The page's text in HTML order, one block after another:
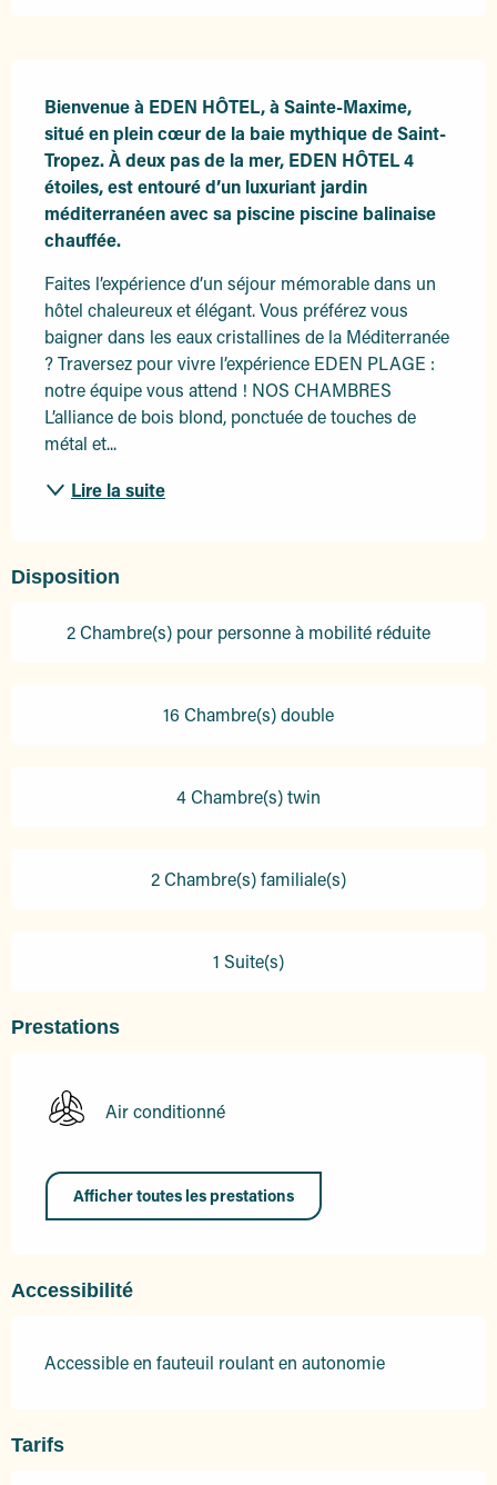
Bienvenue à EDEN HÔTEL, à Sainte-Maxime,
situé en plein cœur de la baie mythique de Saint-
Tropez. À deux pas de la mer, EDEN HÔTEL 4
étoiles, est entouré d’un luxuriant jardin
méditerranéen avec sa piscine piscine balinaise
chauffée.
Faites l’expérience d’un séjour mémorable dans un
hôtel chaleureux et élégant. Vous préférez vous
baigner dans les eaux cristallines de la Méditerranée
? Traversez pour vivre l’expérience EDEN PLAGE :
notre équipe vous attend ! NOS CHAMBRES
L’alliance de bois blond, ponctuée de touches de
métal et...
Lire la suite
Disposition
2 Chambre(s) pour personne à mobilité réduite
16 Chambre(s) double
4 Chambre(s) twin
2 Chambre(s) familiale(s)
1 Suite(s)
Prestations
Air conditionné
Afficher toutes les prestations
Accessibilité
Accessible en fauteuil roulant en autonomie
Tarifs